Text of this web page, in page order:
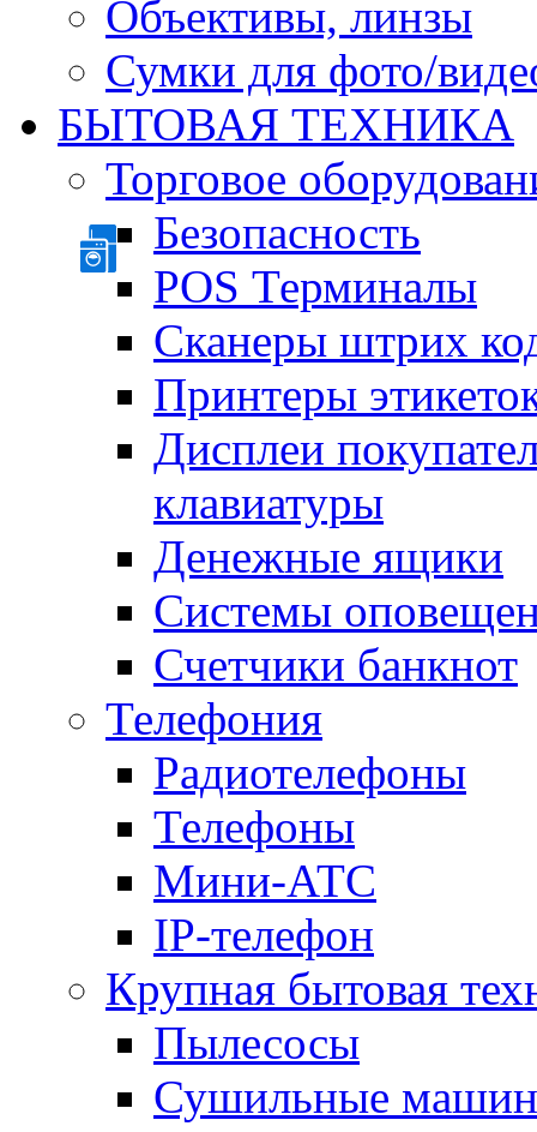
Объективы, линзы
Сумки для фото/
БЫТОВАЯ ТЕХНИКА
Торговое
Безопасность
POS Терминалы
Сканеры штрих
Принтеры
Дисплеи
клавиатуры
Денежные ящики
Системы
Счетчики банкнот
Телефония
Радиотелефоны
Телефоны
Мини-АТС
IP-телефон
Крупная бытовая
Пылесосы
Сушильные